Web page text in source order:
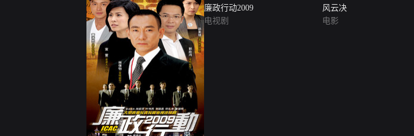
廉政行动2009
电视剧
风云决
电影